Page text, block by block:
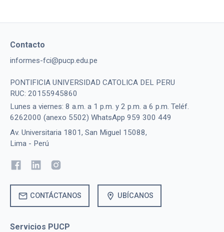
Contacto
informes-fci@pucp.edu.pe
PONTIFICIA UNIVERSIDAD CATOLICA DEL PERU
RUC: 20155945860
Lunes a viernes: 8 a.m. a 1 p.m. y 2 p.m. a 6 p.m. Teléf.
6262000 (anexo 5502) WhatsApp 959 300 449
Av. Universitaria 1801, San Miguel 15088,
Lima - Perú
mail CONTÁCTANOS location_on UBÍCANOS
Servicios PUCP